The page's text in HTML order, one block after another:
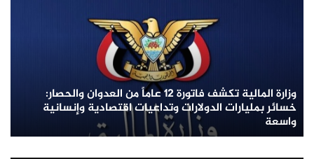
وزارة المالية تكشف فاتورة 12 عاماً من العدوان والحصار:
خسائر بمليارات الدولارات وتداعيات اقتصادية وإنسانية
واسعة